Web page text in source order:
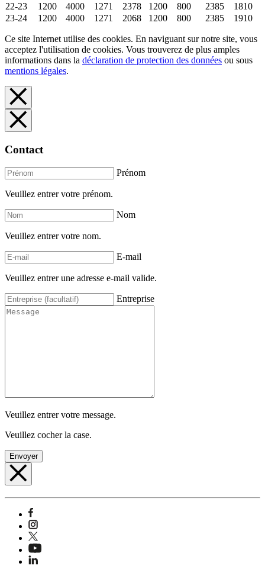
22-23 1200 4000 1271 2378 1200 800 2385
1810
23-24
1200 4000 1271 2068 1200 800 2385 1910
Ce site Internet utilise des cookies. En naviguant sur notre site, vous
acceptez l'utilisation de cookies. Vous trouverez de plus amples
informations dans la déclaration de protection des données ou sous
mentions légales.
Contact
Prénom
Veuillez entrer votre prénom.
Nom
Veuillez entrer votre nom.
E-mail
Veuillez entrer une adresse e-mail valide.
Entreprise
Veuillez entrer votre message.
Veuillez cocher la case.
Envoyer